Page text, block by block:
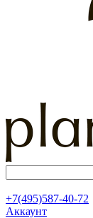
+7(495)587-40-72
Аккаунт